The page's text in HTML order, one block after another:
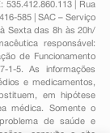
535.412.860.113 | Rua
585 | SAC – Serviço
Sexta das 8h às 20h/
responsável:
de Funcionamento
1-5. As informações
e medicamentos,
em hipótese
médica. Somente o
de saúde e